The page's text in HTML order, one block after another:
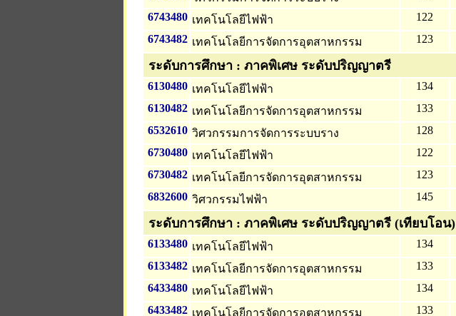
6743480 เทคโนโลยีไฟฟ้า 122
6743482 เทคโนโลยีการจัดการอุตสาหกรรม 123
ระดับการศึกษา : ภาคพิเศษ ระดับปริญญาตรี
6130480 เทคโนโลยีไฟฟ้า 134
6130482 เทคโนโลยีการจัดการอุตสาหกรรม 133
6532610 วิศวกรรมการจัดการระบบราง 128
6730480 เทคโนโลยีไฟฟ้า 122
6730482 เทคโนโลยีการจัดการอุตสาหกรรม 123
6832600 วิศวกรรมไฟฟ้า 145
ระดับการศึกษา : ภาคพิเศษ ระดับปริญญาตรี (เทียบโอน)
6133480 เทคโนโลยีไฟฟ้า 134
6133482 เทคโนโลยีการจัดการอุตสาหกรรม 133
6433480 เทคโนโลยีไฟฟ้า 134
6433482 เทคโนโลยีการจัดการอุตสาหกรรม 133